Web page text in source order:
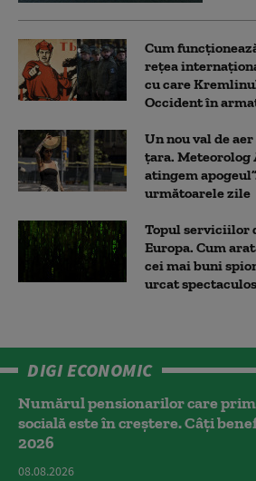
Cum
rețea
cu care
Occident în
Un nou val de
țara. Meteorolog
atingem
următoarele zile
Topul serviciilor
Europa. Cum
cei mai buni
urcat spectaculos
DIGI ECONOMIC
Numărul pensionarilor care
socială este în creștere. Câți
2026
08.08.2026